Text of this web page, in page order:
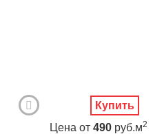
Цена от 490 руб.м2
Купить